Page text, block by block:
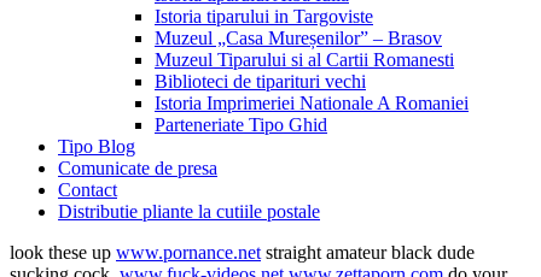
Istoria tiparului in Targoviste
Muzeul „Casa Mureșenilor” – Brasov
Muzeul Tiparului si al Cartii Romanesti
Biblioteci de tiparituri vechi
Istoria Imprimeriei Nationale A Romaniei
Parteneriate Tipo Ghid
Tipo Blog
Comunicate de presa
Contact
Distributie pliante la cutiile postale
look these up www.pornance.net straight amateur black dude